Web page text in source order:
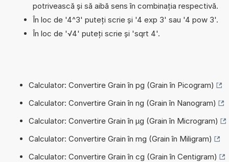
potrivească și să aibă sens în combinația respectivă.
În loc de '4^3' puteți scrie și '4 exp 3' sau '4 pow 3'.
În loc de '√4' puteți scrie și 'sqrt 4'.
Calculator: Convertire Grain în pg (Grain în Picogram)
Calculator: Convertire Grain în ng (Grain în Nanogram)
Calculator: Convertire Grain în µg (Grain în Microgram)
Calculator: Convertire Grain în mg (Grain în Miligram)
Calculator: Convertire Grain în cg (Grain în Centigram)